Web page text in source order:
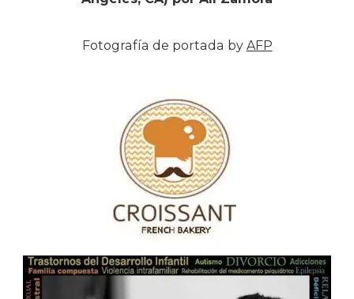
Fotografía de portada by AFP